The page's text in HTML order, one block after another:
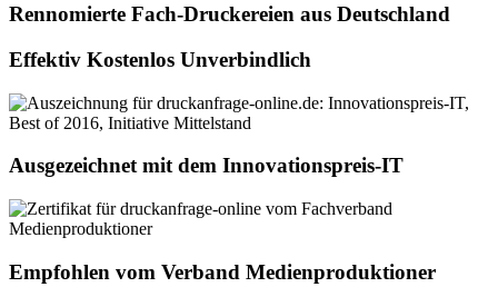
Rennomierte Fach-Druckereien aus Deutschland
Effektiv Kostenlos Unverbindlich
Ausgezeichnet mit dem Innovationspreis-IT
Empfohlen vom Verband Medienproduktioner